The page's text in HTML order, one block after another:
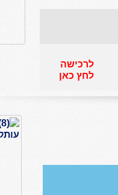
לרכישה
לחץ כאן